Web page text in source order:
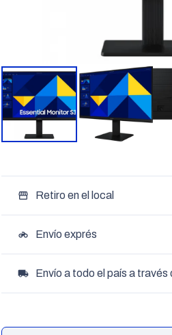
storefront Retiro en el local
motorcycle Envío exprés
local_shipping Envío a todo el país a través